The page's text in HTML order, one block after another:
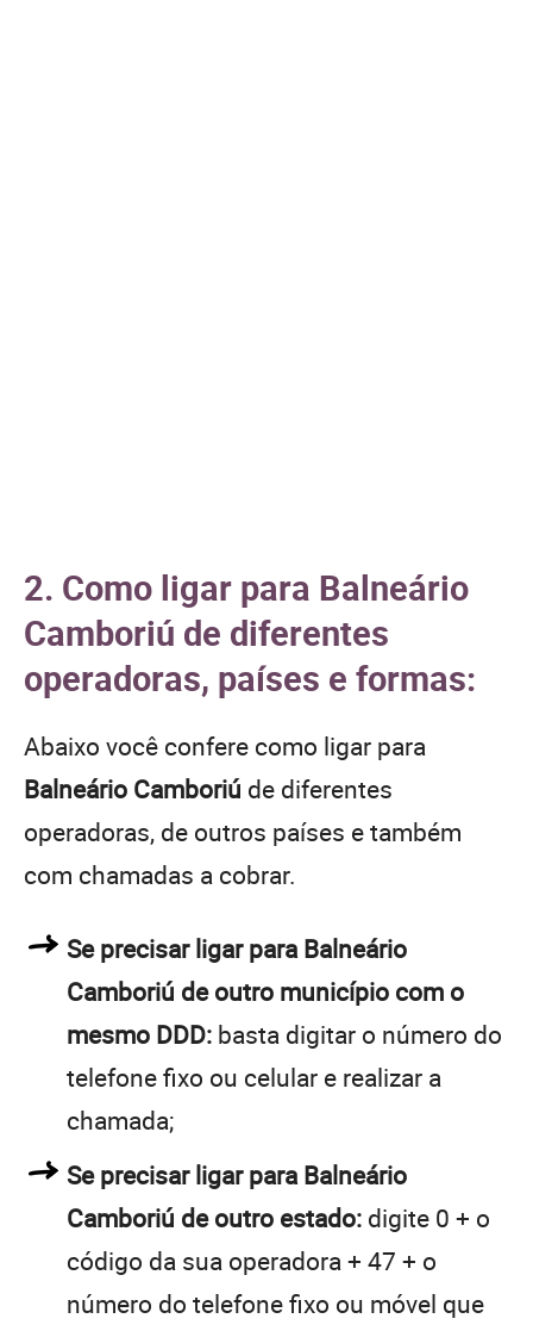
2. Como ligar para Balneário
Camboriú de diferentes
operadoras, países e formas:
Abaixo você confere como ligar para
Balneário Camboriú de diferentes
operadoras, de outros países e também
com chamadas a cobrar.
Se precisar ligar para Balneário
Camboriú de outro município com o
mesmo DDD: basta digitar o número do
telefone fixo ou celular e realizar a
chamada;
Se precisar ligar para Balneário
Camboriú de outro estado: digite 0 + o
código da sua operadora + 47 + o
número do telefone fixo ou móvel que